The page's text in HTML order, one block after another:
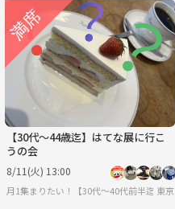
【30代〜44歳迄】はてな展に行こ
うの会
8/11(火) 13:00
月1集まりたい！【30代〜40代前半迄】東京